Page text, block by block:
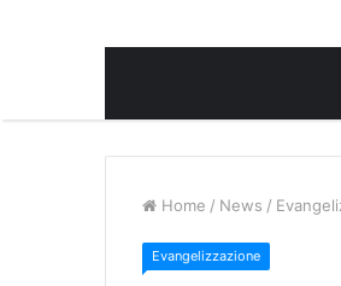
Home / News /
Evangelizzazione